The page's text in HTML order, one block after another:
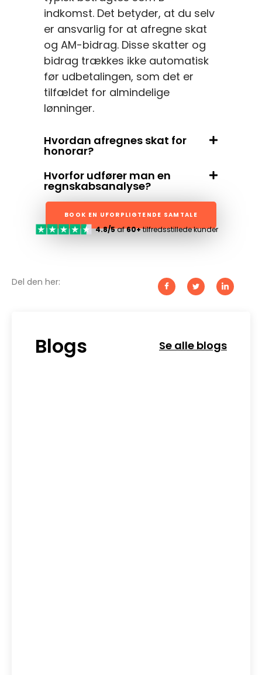
indkomst. Det betyder, at du selv
er ansvarlig for at afregne skat
og AM-bidrag. Disse skatter og
bidrag trækkes ikke automatisk
før udbetalingen, som det er
tilfældet for almindelige
lønninger.
Hvordan afregnes skat for
honorar?
Hvorfor udfører man en
regnskabsanalyse?
BOOK EN UFORPLIGTENDE SAMTALE
4.8/5af60+tilfredsstillede kunder
Del den her:
Blogs Se alle blogs